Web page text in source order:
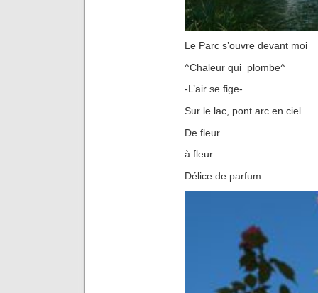
Le Parc s’ouvre devant moi
^Chaleur qui plombe^
-L’air se fige-
Sur le lac, pont arc en ciel
De fleur
à fleur
Délice de parfum